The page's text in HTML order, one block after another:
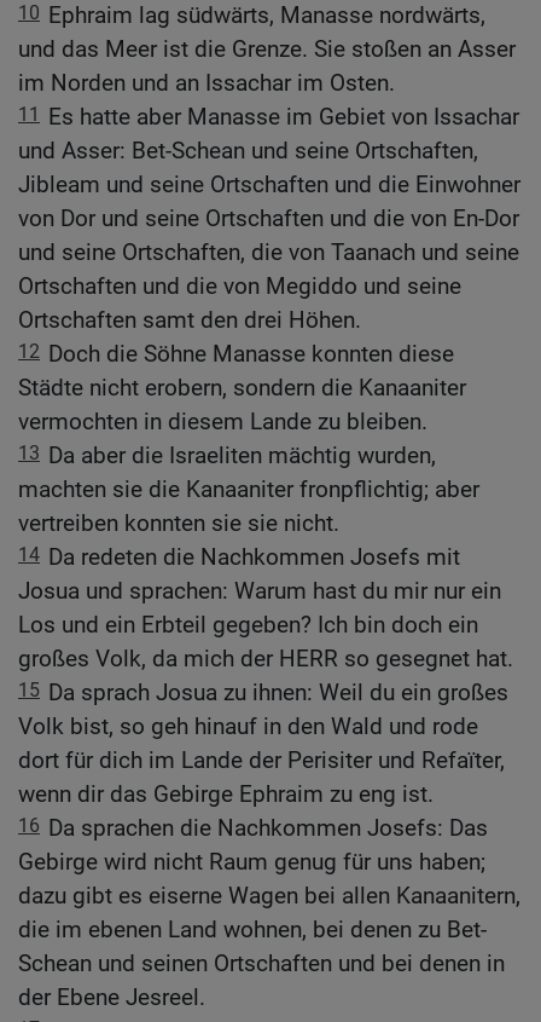
10 Ephraim lag südwärts, Manasse nordwärts,
und das Meer ist die Grenze. Sie stoßen an Asser
im Norden und an Issachar im Osten.
11 Es hatte aber Manasse im Gebiet von Issachar
und Asser: Bet-Schean und seine Ortschaften,
Jibleam und seine Ortschaften und die Einwohner
von Dor und seine Ortschaften und die von En-Dor
und seine Ortschaften, die von Taanach und seine
Ortschaften und die von Megiddo und seine
Ortschaften samt den drei Höhen.
12 Doch die Söhne Manasse konnten diese
Städte nicht erobern, sondern die Kanaaniter
vermochten in diesem Lande zu bleiben.
13 Da aber die Israeliten mächtig wurden,
machten sie die Kanaaniter fronpflichtig; aber
vertreiben konnten sie sie nicht.
14 Da redeten die Nachkommen Josefs mit
Josua und sprachen: Warum hast du mir nur ein
Los und ein Erbteil gegeben? Ich bin doch ein
großes Volk, da mich der HERR so gesegnet hat.
15 Da sprach Josua zu ihnen: Weil du ein großes
Volk bist, so geh hinauf in den Wald und rode
dort für dich im Lande der Perisiter und Refaïter,
wenn dir das Gebirge Ephraim zu eng ist.
16 Da sprachen die Nachkommen Josefs: Das
Gebirge wird nicht Raum genug für uns haben;
dazu gibt es eiserne Wagen bei allen Kanaanitern,
die im ebenen Land wohnen, bei denen zu Bet-
Schean und seinen Ortschaften und bei denen in
der Ebene Jesreel.